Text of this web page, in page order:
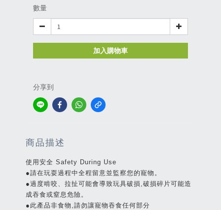
數量
加入購物車
分享到
商品描述
使用安全 Safety During Use
●請在玩耍過程中全程留意並監察您的寵物。
●過度啃咬、拉扯可能會導致玩具破損,破損碎片可能造
成吞食或窒息危險。
●此產品非食物,請勿讓寵物吞食任何部分